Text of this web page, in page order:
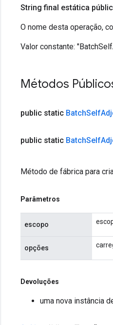
String final estática
O nome desta operação,
Valor constante:
Métodos
public static BatchSelf
public static BatchSelf
Método de fábrica para
Parâmetros
escopo
opções
Devoluções
uma nova instância